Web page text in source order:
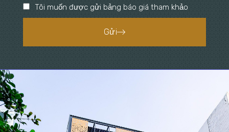
Tôi muốn được gửi bảng báo giá tham khảo
Gửi